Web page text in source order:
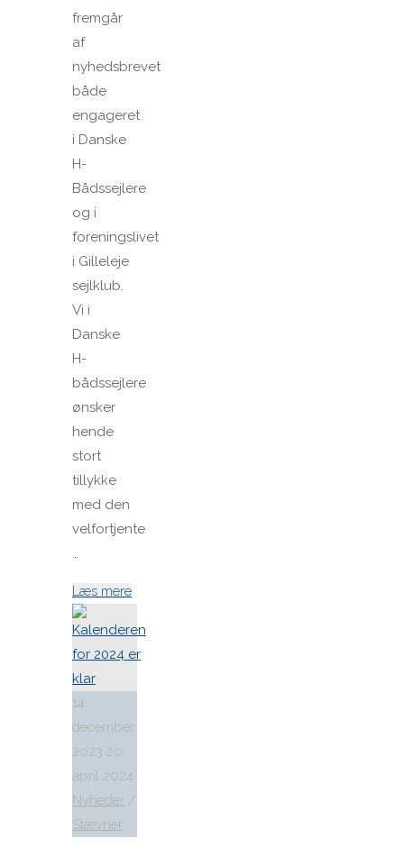
fremgår
af
nyhedsbrevet
både
engageret
i Danske
H-
Bådssejlere
og i
foreningslivet
i Gilleleje
sejlklub.
Vi i
Danske
H-
bådssejlere
ønsker
hende
stort
tillykke
med den
velfortjente
…
Læs mere"Formanden
Danske
H-
Bådssejlere
af
Sejl
14.
december
2023 20.
april 2024
Nyheder /
Stævner